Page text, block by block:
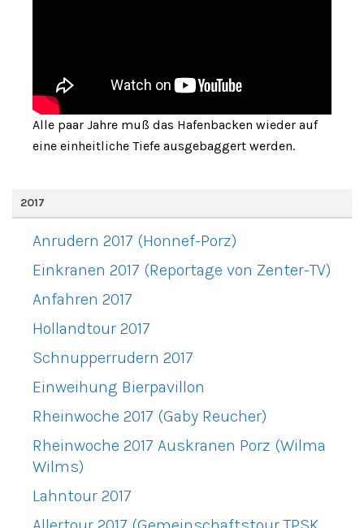
Alle paar Jahre muß das Hafenbacken wieder auf
eine einheitliche Tiefe ausgebaggert werden.
2017
Anrudern 2017 (Honnef-Porz)
Einkranen 2017 (Reportage von Zenter-TV)
Anfahren 2017
Hollandtour 2017
Schnupperrudern 2017
Einweihung Bierpavillon
Rheinwoche 2017 (Gaby Reucher)
Rheinwoche 2017 Auskranen Porz (Wilma
Wilms)
Lahntour 2017